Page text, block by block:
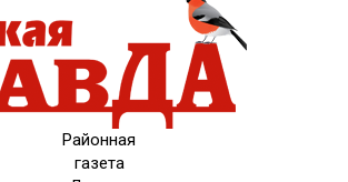
Районная
газета